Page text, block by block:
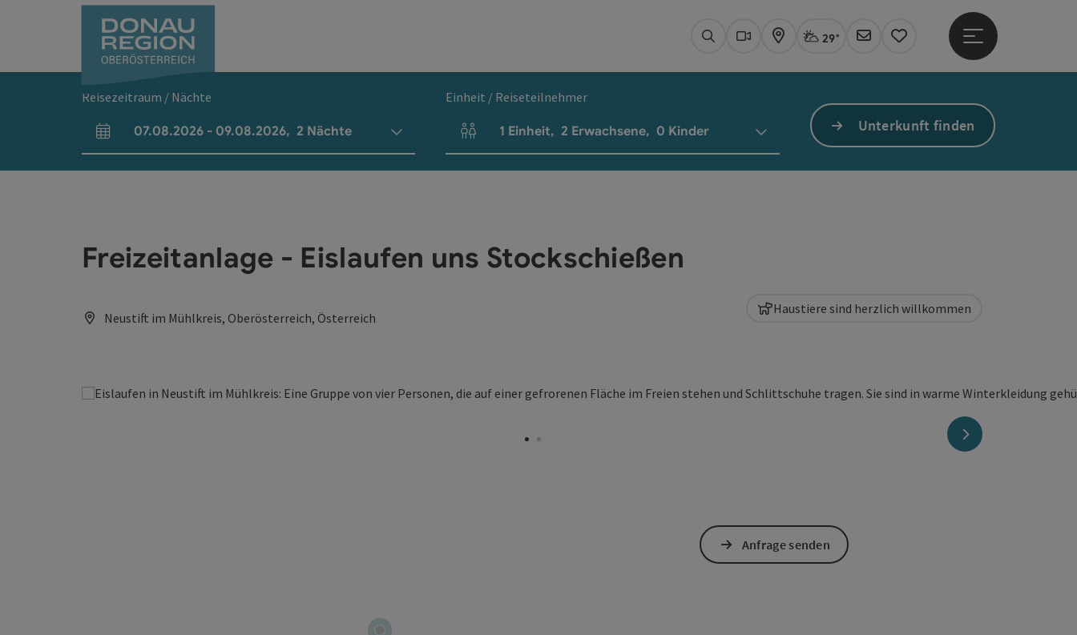
SuchenWebcams
KarteAktuelles Wetter Linz, stark bewölkt
29°
Newsletter
Merkzettel
Hauptmenü öffnen
Reisezeitraum / Nächte
An- und Abreisefelder
07.08.2026 - 09.08.2026, 2 Nächte
Einheit / Reiseteilnehmer
Einheitenanzahl und Personenfelder
1 Einheit, 2 Erwachsene, 0 Kinder Unterkunft finden
Freizeitanlage - Eislaufen uns Stockschießen
Neustift im Mühlkreis, Oberösterreich, Österreich
nächstes Element
Haustiere sind herzlich willkommen
Anfrage senden